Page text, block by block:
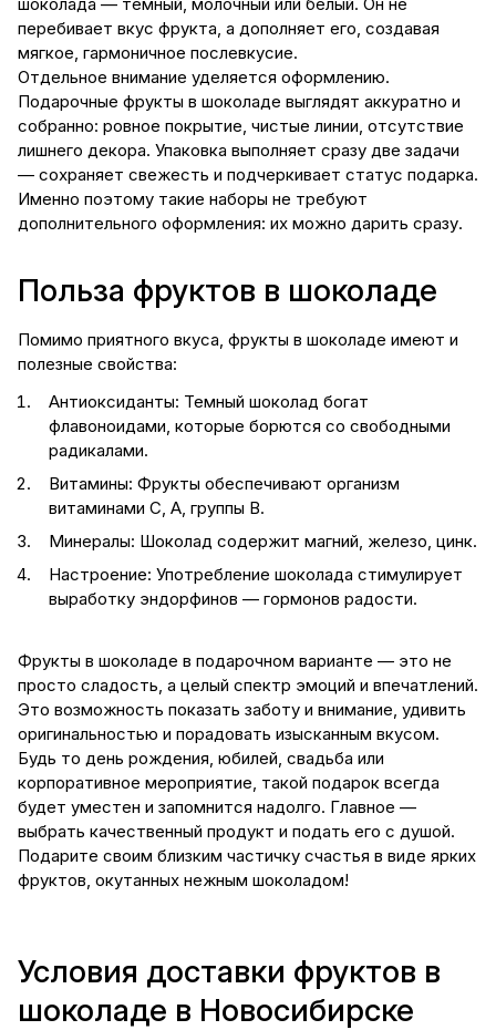
перебивает вкус фрукта, а дополняет его, создавая
мягкое, гармоничное послевкусие.
Отдельное внимание уделяется оформлению.
Подарочные фрукты в шоколаде выглядят аккуратно и
собранно: ровное покрытие, чистые линии, отсутствие
лишнего декора. Упаковка выполняет сразу две задачи
— сохраняет свежесть и подчеркивает статус подарка.
Именно поэтому такие наборы не требуют
дополнительного оформления: их можно дарить сразу.
Польза фруктов в шоколаде
Помимо приятного вкуса, фрукты в шоколаде имеют и
полезные свойства:
Антиоксиданты: Темный шоколад богат
флавоноидами, которые борются со свободными
радикалами.
Витамины: Фрукты обеспечивают организм
витаминами С, А, группы В.
Минералы: Шоколад содержит магний, железо, цинк.
Настроение: Употребление шоколада стимулирует
выработку эндорфинов — гормонов радости.
Фрукты в шоколаде в подарочном варианте — это не
просто сладость, а целый спектр эмоций и впечатлений.
Это возможность показать заботу и внимание, удивить
оригинальностью и порадовать изысканным вкусом.
Будь то день рождения, юбилей, свадьба или
корпоративное мероприятие, такой подарок всегда
будет уместен и запомнится надолго. Главное —
выбрать качественный продукт и подать его с душой.
Подарите своим близким частичку счастья в виде ярких
фруктов, окутанных нежным шоколадом!
Условия доставки фруктов в
шоколаде в Новосибирске